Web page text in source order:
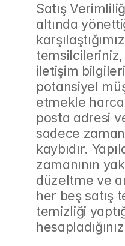
Satış
altında
temsilcileriniz,
iletişim
potansiyel
etmekle
posta adresi
sadece
kaybıdır.
zamanının
düzeltme ve
her beş satış
temizliği